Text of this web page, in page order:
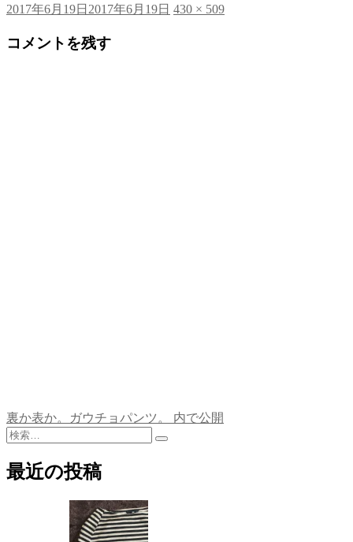
投
日:
2017年6月19日 2017年6月19日 フ
430 × 509
コメントを残す
投
稿
ナ
裏か表か。ガウチョパンツ。
内で公開
検
検
最近の投稿